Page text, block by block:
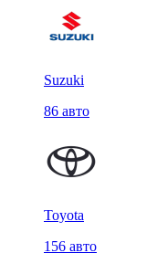
Suzuki
86 авто
Toyota
156 авто